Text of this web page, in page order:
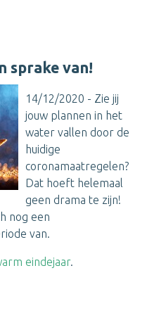
sprake van!
14/12/2020 - Zie jij
jouw plannen in het
water vallen door de
huidige
coronamaatregelen?
Dat hoeft helemaal
geen drama te zijn!
nog een
van.
eindejaar.